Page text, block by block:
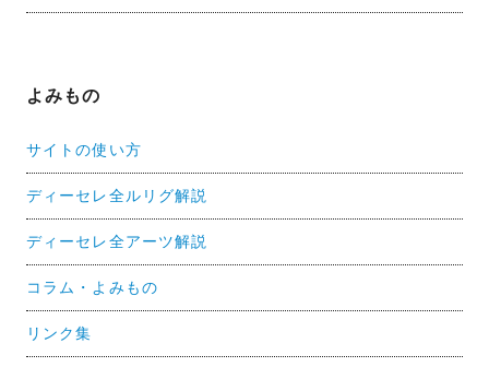
よみもの
サイトの使い方
ディーセレ全ルリグ解説
ディーセレ全アーツ解説
コラム・よみもの
リンク集